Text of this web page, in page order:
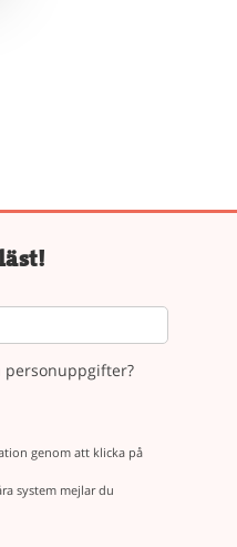
genom att klicka på
system mejlar du